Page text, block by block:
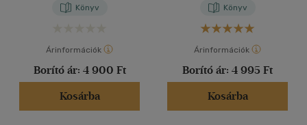
Könyv
Árinformációk
Borító ár: 4 900 Ft
Kosárba
Könyv
Árinformációk
Borító ár: 4 995 Ft
Kosárba